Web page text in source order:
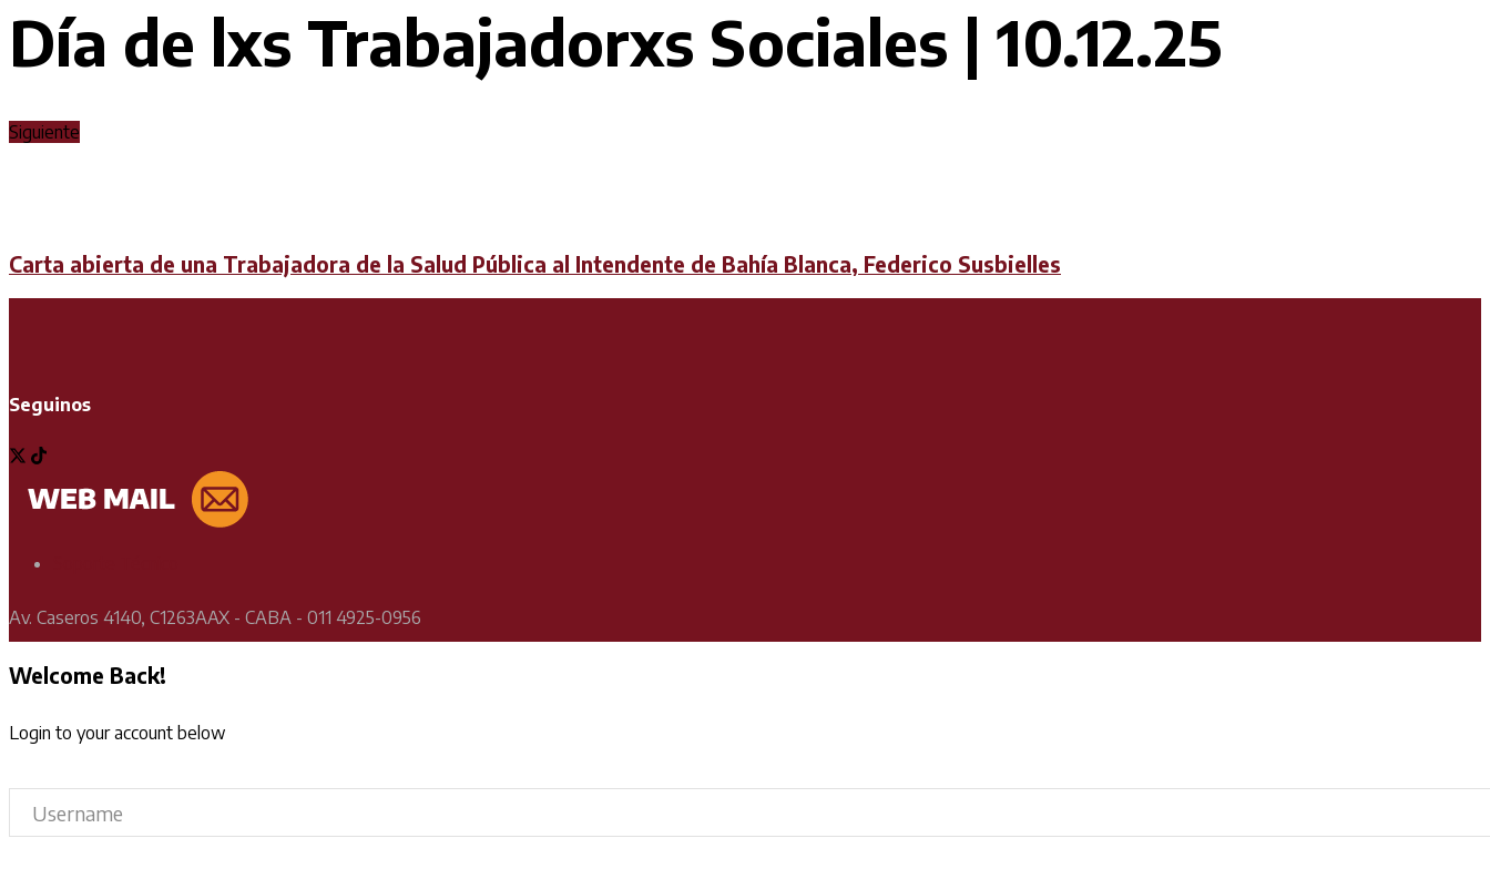
Día de lxs Trabajadorxs Sociales | 10.12.25
Siguiente
Carta abierta de una Trabajadora de la Salud Pública al Intendente de Bahía Blanca, Federico Susbielles
Seguinos
Av. Caseros 4140, C1263AAX - CABA - 011 4925-0956
Welcome Back!
Login to your account below